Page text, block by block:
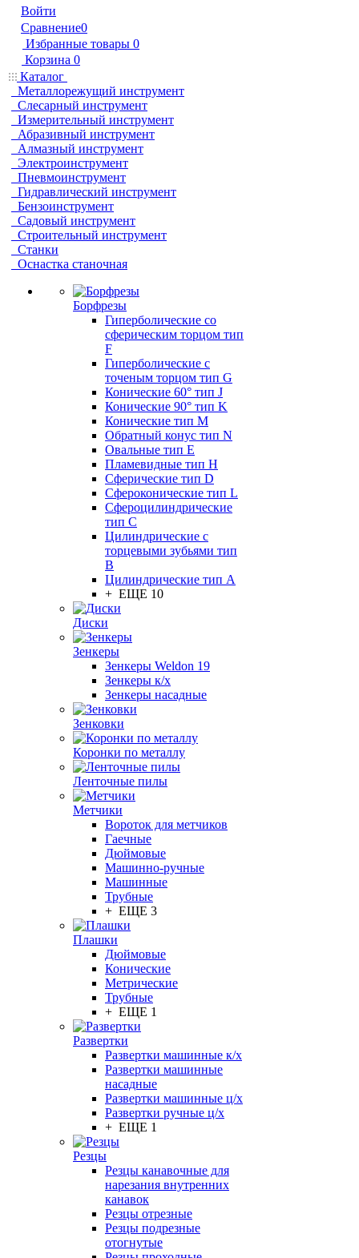
Войти
Сравнение0
Избранные товары 0
Корзина 0
Каталог
Металлорежущий инструмент
Слесарный инструмент
Измерительный инструмент
Абразивный инструмент
Алмазный инструмент
Электроинструмент
Пневмоинструмент
Гидравлический инструмент
Бензоинструмент
Садовый инструмент
Строительный инструмент
Станки
Оснастка станочная
Борфрезы
Гиперболические cо
сферическим торцом тип
F
Гиперболические с
точеным торцом тип G
Конические 60° тип J
Конические 90° тип K
Конические тип M
Обратный конус тип N
Овальные тип E
Пламевидные тип H
Сферические тип D
Сфероконические тип L
Сфероцилиндрические
тип C
Цилиндрические с
торцевыми зубьями тип
B
Цилиндрические тип А
+ ЕЩЕ 10
Диски
Зенкеры
Зенкеры Weldon 19
Зенкеры к/х
Зенкеры насадные
Зенковки
Коронки по металлу
Ленточные пилы
Метчики
Вороток для метчиков
Гаечные
Дюймовые
Машинно-ручные
Машинные
Трубные
+ ЕЩЕ 3
Плашки
Дюймовые
Конические
Метрические
Трубные
+ ЕЩЕ 1
Развертки
Развертки машинные к/х
Развертки машинные
насадные
Развертки машинные ц/х
Развертки ручные ц/х
+ ЕЩЕ 1
Резцы
Резцы канавочные для
нарезания внутренних
канавок
Резцы отрезные
Резцы подрезные
отогнутые